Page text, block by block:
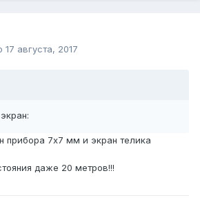
17 августа, 2017
прибора 7х7 мм и экран телика
даже 20 метров!!!